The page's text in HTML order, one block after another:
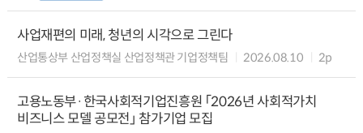
사업재편의 미래, 청년의 시각으로 그린다
산업통상부 산업정책실 산업정책관 기업정책팀 2026.08.10 2p
고용노동부·한국사회적기업진흥원 「2026년 사회적가치
비즈니스 모델 공모전」 참가기업 모집